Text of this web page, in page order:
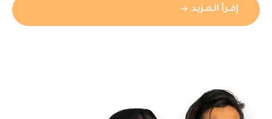
إقــرأ الـمــزيـد